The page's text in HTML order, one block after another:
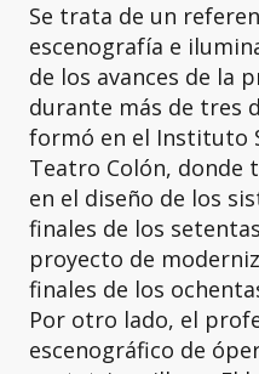
Se trata de un
escenografía e
de los avances de la
durante más de tres
formó en el Instituto
Teatro Colón,
en el diseño de los
finales de los
proyecto de
finales de los
Por otro lado, el
escenográfico de